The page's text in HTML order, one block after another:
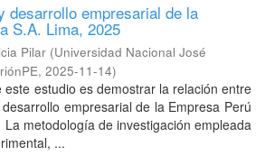
desarrollo empresarial de la
S.A. Lima, 2025
Pilar (Universidad Nacional José
, 2025-11-14)
este estudio es demostrar la relación entre
empresarial de la Empresa Perú
La metodología de investigación empleada
...